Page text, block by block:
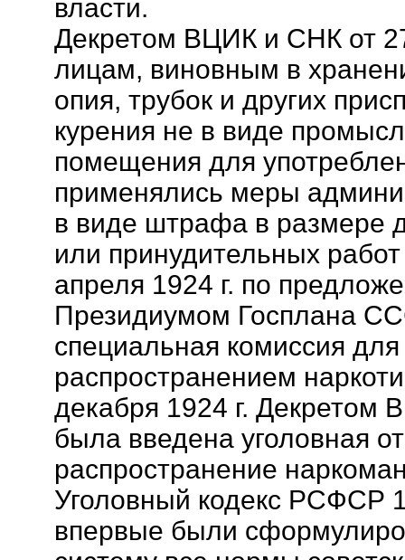
власти.
Декретом ВЦИК и СНК от
лицам, виновным в
опия, трубок и других
курения не в виде
помещения для
применялись меры
в виде штрафа в размере
или принудительных
апреля 1924 г. по
Президиумом Госплана
специальная комиссия
распространением
декабря 1924 г.
была введена уголовная
распространение
Уголовный кодекс РСФСР
впервые были